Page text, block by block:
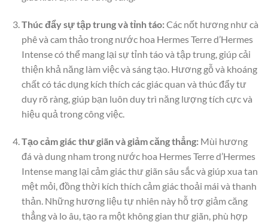
Thúc đẩy sự tập trung và tỉnh táo:Các nốt hương như cà
phê và cam thảo trong nước hoa Hermes Terre d’Hermes
Intense có thể mang lại sự tỉnh táo và tập trung, giúp cải
thiện khả năng làm việc và sáng tạo. Hương gỗ và khoáng
chất có tác dụng kích thích các giác quan và thúc đẩy tư
duy rõ ràng, giúp bạn luôn duy trì năng lượng tích cực và
hiệu quả trong công việc.
Tạo cảm giác thư giãn và giảm căng thẳng:Mùi hương
đá và dung nham trong nước hoa Hermes Terre d’Hermes
Intense mang lại cảm giác thư giãn sâu sắc và giúp xua tan
mệt mỏi, đồng thời kích thích cảm giác thoải mái và thanh
thản. Những hương liệu tự nhiên này hỗ trợ giảm căng
thẳng và lo âu, tạo ra một không gian thư giãn, phù hợp